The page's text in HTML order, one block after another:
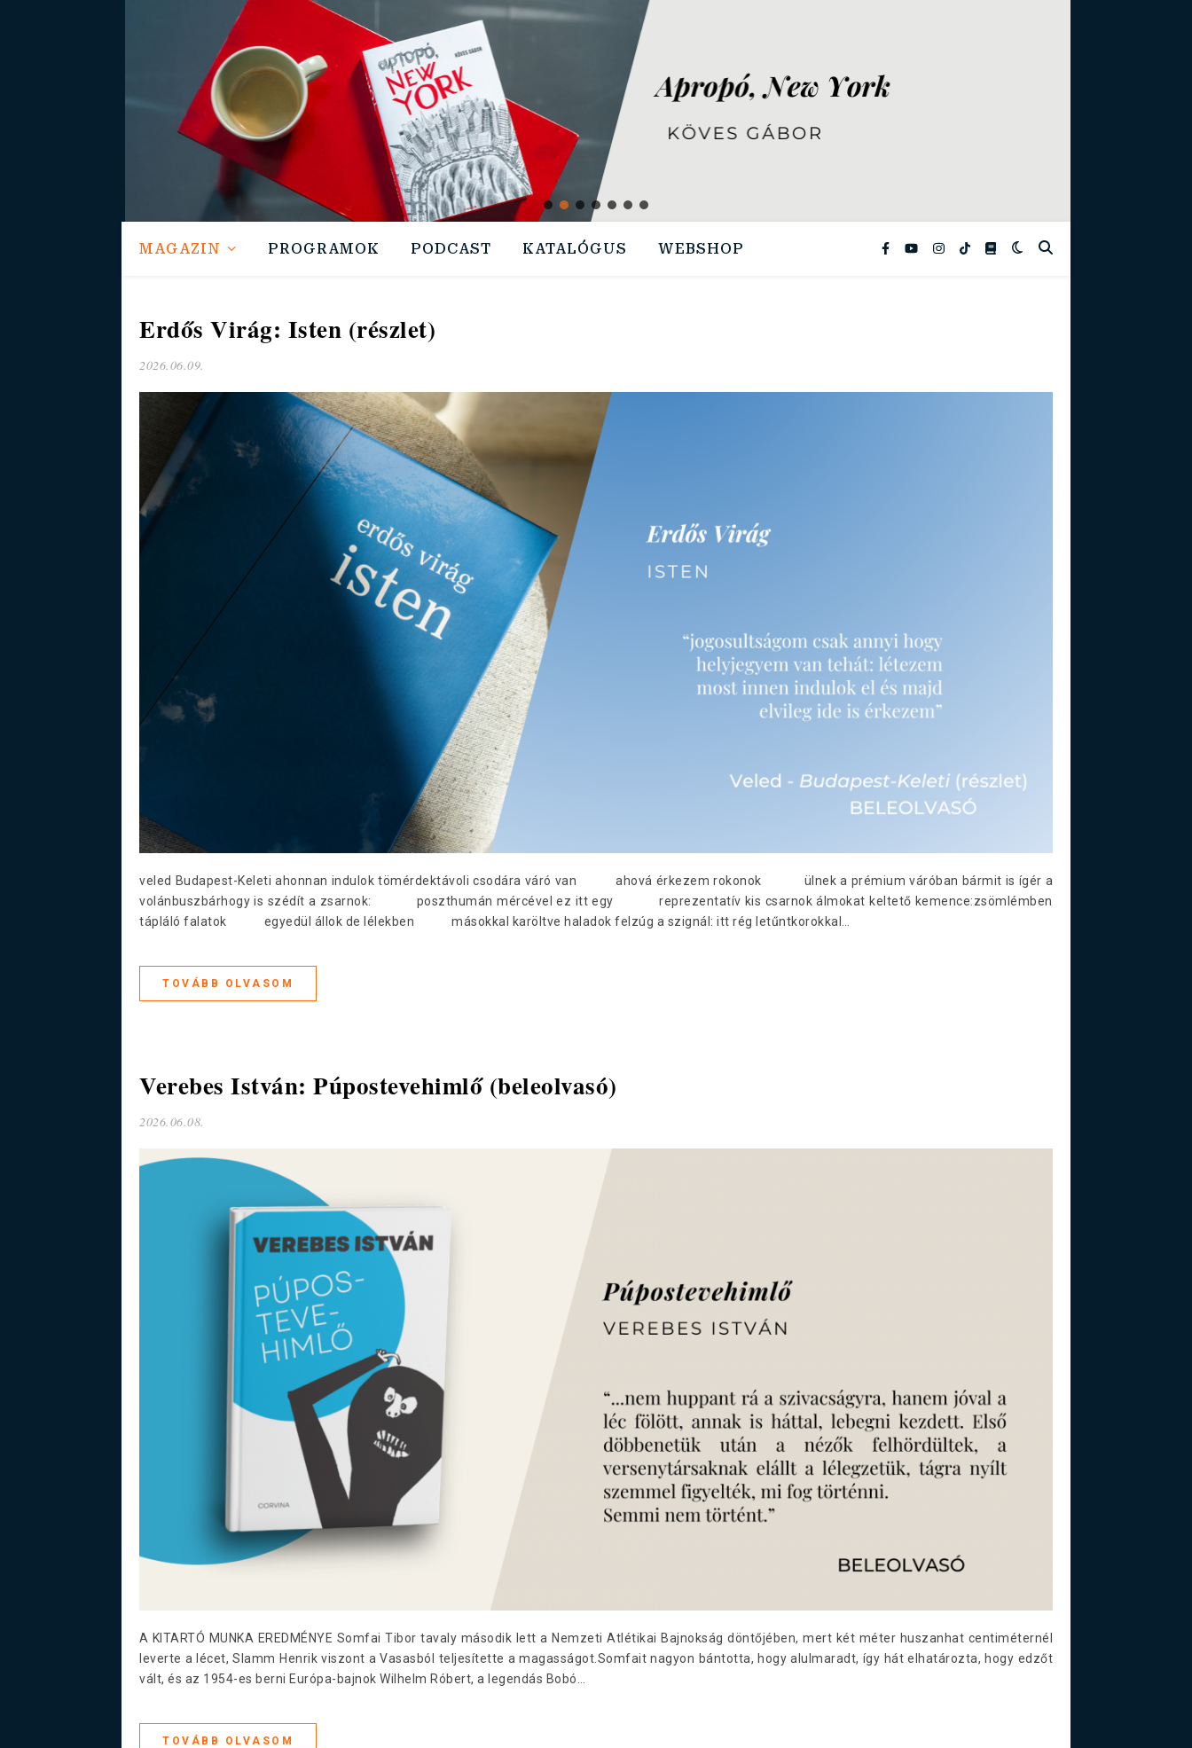
MAGAZIN PROGRAMOK PODCAST KATALÓGUS WEBSHOP
Erdős Virág: Isten (részlet)
2026.06.09.
veled Budapest-Keleti ahonnan indulok tömérdektávoli csodára váró van ahová érkezem rokonok ülnek a prémium váróban bármit is ígér a
volánbuszbárhogy is szédít a zsarnok: poszthumán mércével ez itt egy reprezentatív kis csarnok álmokat keltető kemence:zsömlémben
tápláló falatok egyedül állok de lélekben másokkal karöltve haladok felzúg a szignál: itt rég letűntkorokkal…
TOVÁBB OLVASOM
Verebes István: Púpostevehimlő (beleolvasó)
2026.06.08.
A KITARTÓ MUNKA EREDMÉNYE Somfai Tibor tavaly második lett a Nemzeti Atlétikai Bajnokság döntőjében, mert két méter huszanhat centiméternél
leverte a lécet, Slamm Henrik viszont a Vasasból teljesítette a magasságot.Somfait nagyon bántotta, hogy alulmaradt, így hát elhatározta, hogy edzőt
vált, és az 1954-es berni Európa-bajnok Wilhelm Róbert, a legendás Bobó…
TOVÁBB OLVASOM